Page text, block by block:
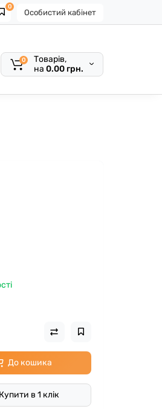
Особистий кабінет
0
0
Товарів,
на 0.00 грн.
До кошика
Купити в 1 клік